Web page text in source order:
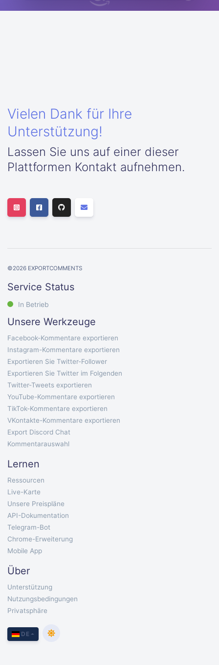
Vielen Dank für Ihre
Unterstützung!
Lassen Sie uns auf einer dieser
Plattformen Kontakt aufnehmen.
©2026 EXPORTCOMMENTS
Service Status
In Betrieb
Unsere Werkzeuge
Facebook-Kommentare exportieren
Instagram-Kommentare exportieren
Exportieren Sie Twitter-Follower
Exportieren Sie Twitter im Folgenden
Twitter-Tweets exportieren
YouTube-Kommentare exportieren
TikTok-Kommentare exportieren
VKontakte-Kommentare exportieren
Export Discord Chat
Kommentarauswahl
Lernen
Ressourcen
Live-Karte
Unsere Preispläne
API-Dokumentation
Telegram-Bot
Chrome-Erweiterung
Mobile App
Über
Unterstützung
Nutzungsbedingungen
Privatsphäre
DE